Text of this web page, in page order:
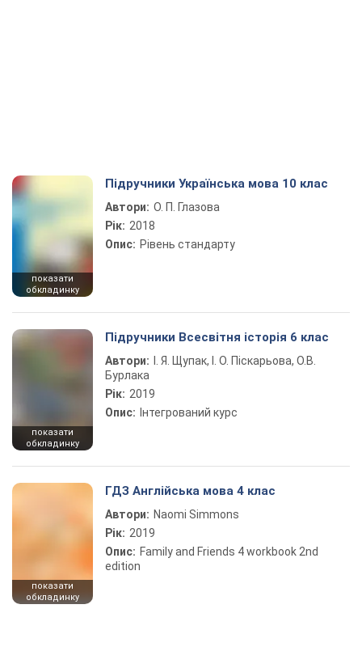
показати
обкладинку
Підручники Українська мова 10 клас
Автори: О. П. Глазова
Рік: 2018
Опис: Рівень стандарту
показати
обкладинку
Підручники Всесвітня історія 6 клас
Автори:
І. Я. Щупак, І. О. Піскарьова, О.В.
Бурлака
Рік: 2019
Опис: Інтегрований курс
показати
обкладинку
ГДЗ Англійська мова 4 клас
Автори: Naomi Simmons
Рік: 2019
Опис: Family and Friends 4 workbook 2nd
edition